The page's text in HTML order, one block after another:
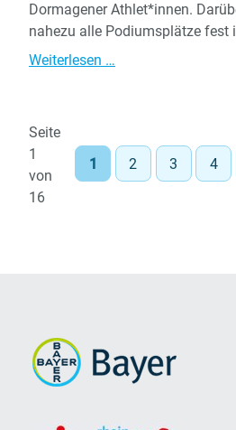
Dormagener Athlet*innen.
nahezu alle Podiumsplätze fest
Weiterlesen …
Dormagen
dominiert
Seite
1
von
16
1 2 3 4